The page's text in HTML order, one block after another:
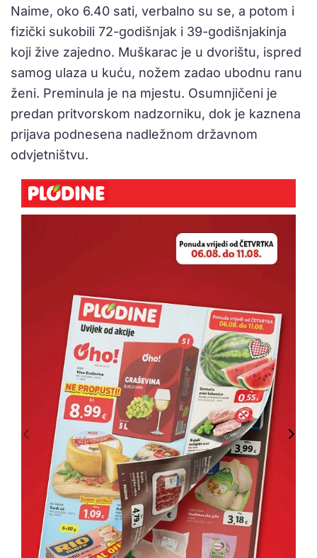
Naime, oko 6.40 sati, verbalno su se, a potom i
fizički sukobili 72-godišnjak i 39-godišnjakinja
koji žive zajedno. Muškarac je u dvorištu, ispred
samog ulaza u kuću, nožem zadao ubodnu ranu
ženi. Preminula je na mjestu. Osumnjičeni je
predan pritvorskom nadzorniku, dok je kaznena
prijava podnesena nadležnom državnom
odvjetništvu.